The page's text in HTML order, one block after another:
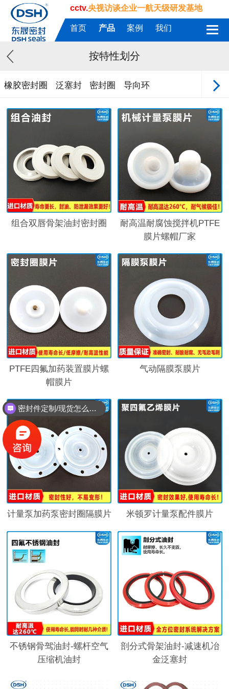
cctv.央视访谈企业一航天级研发基地
首页 产品 案例 我们
按特性划分
橡胶密封圈 泛塞封 密封圈 导向环
组合双唇骨架油封密封圈
耐高温耐腐蚀搅拌机PTFE
膜片螺帽厂家
PTFE四氟加药装置膜片螺
帽膜片
气动隔膜泵膜片
计量泵加药泵密封圈隔膜片 米顿罗计量泵配件膜片
不锈钢骨驾油封-螺杆空气
压缩机油封
剖分式骨架油封-减速机冶
金泛塞封
密封件定制/现货怎么报价，起订量多少？